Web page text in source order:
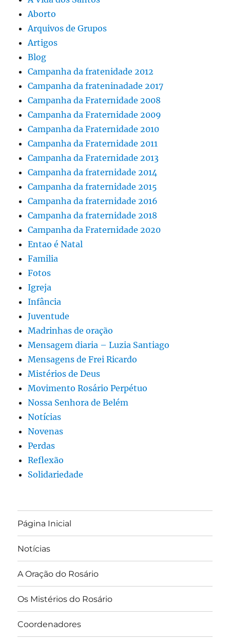
Aborto
Arquivos de Grupos
Artigos
Blog
Campanha da fratenidade 2012
Campanha da frateninadade 2017
Campanha da Fraternidade 2008
Campanha da Fraternidade 2009
Campanha da Fraternidade 2010
Campanha da Fraternidade 2011
Campanha da Fraternidade 2013
Campanha da fraternidade 2014
Campanha da fraternidade 2015
Campanha da fraternidade 2016
Campanha da fraternidade 2018
Campanha da Fraternidade 2020
Entao é Natal
Familia
Fotos
Igreja
Infância
Juventude
Madrinhas de oração
Mensagem diaria – Luzia Santiago
Mensagens de Frei Ricardo
Mistérios de Deus
Movimento Rosário Perpétuo
Nossa Senhora de Belém
Notícias
Novenas
Perdas
Reflexão
Solidariedade
Página Inicial
Notícias
A Oração do Rosário
Os Mistérios do Rosário
Coordenadores